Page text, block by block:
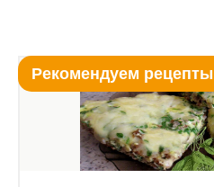
Рекомендуем рецепты